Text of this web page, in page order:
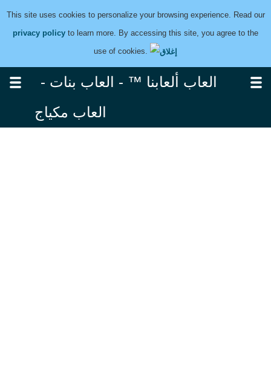
This site uses cookies to personalize your browsing experience. Read our
privacy policy to learn more. By accessing this site, you agree to the
use of cookies.
العاب ألعابنا ™ - العاب بنات -
العاب مكياج